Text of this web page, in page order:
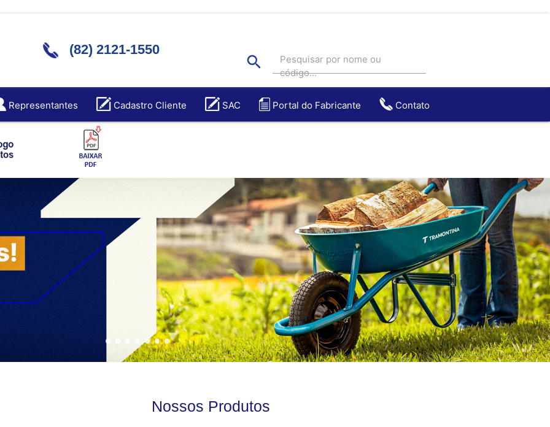
(82) 2121-1550
search
Pesquisar por nome ou
código...
Representantes Cadastro Cliente SAC Portal do Fabricante Contato
Nossos Produtos